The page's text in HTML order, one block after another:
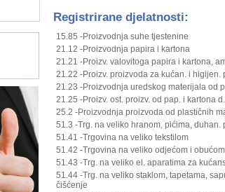
Registrirane djelatnosti:
15.85 -Proizvodnja suhe tjestenine
21.12 -Proizvodnja papira i kartona
21.21 -Proizv. valovitoga papira i kartona,
21.22 -Proizv. proizvoda za kućan. i higijen.
21.23 -Proizvodnja uredskog materijala od
21.25 -Proizv. ost. proizv. od pap. i kartona
25.2 -Proizvodnja proizvoda od plastičnih
51.3 -Trg. na veliko hranom, pićima, duhan.
51.41 -Trgovina na veliko tekstilom
51.42 -Trgovina na veliko odjećom i obućom
51.43 -Trg. na veliko el. aparatima za
51.44 -Trg. na veliko staklom, tapetama,
čišćenje